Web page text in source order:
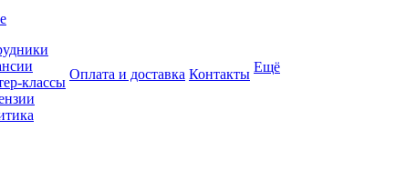
классы
Оплата и доставка Контакты Ещё